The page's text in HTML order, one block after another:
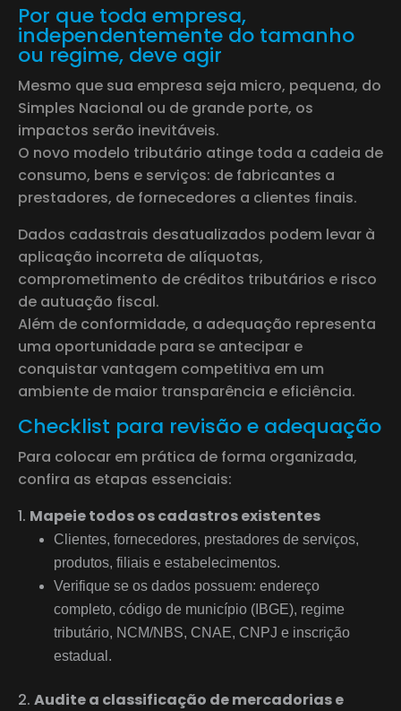
Por que toda empresa,
independentemente do tamanho
ou regime, deve agir
Mesmo que sua empresa seja micro, pequena, do
Simples Nacional ou de grande porte, os
impactos serão inevitáveis.
O novo modelo tributário atinge toda a cadeia de
consumo, bens e serviços: de fabricantes a
prestadores, de fornecedores a clientes finais.
Dados cadastrais desatualizados podem levar à
aplicação incorreta de alíquotas,
comprometimento de créditos tributários e risco
de autuação fiscal.
Além de conformidade, a adequação representa
uma oportunidade para se antecipar e
conquistar vantagem competitiva em um
ambiente de maior transparência e eficiência.
Checklist para revisão e adequação
Para colocar em prática de forma organizada,
confira as etapas essenciais:
Mapeie todos os cadastros existentes
Clientes, fornecedores, prestadores de serviços,
produtos, filiais e estabelecimentos.
Verifique se os dados possuem: endereço
completo, código de município (IBGE), regime
tributário, NCM/NBS, CNAE, CNPJ e inscrição
estadual.
Audite a classificação de mercadorias e